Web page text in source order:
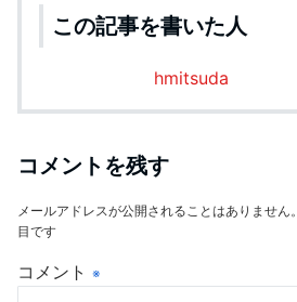
この記事を書いた人
hmitsuda
コメントを残す
メールアドレスが公開されることはありません。
目です
コメント ※